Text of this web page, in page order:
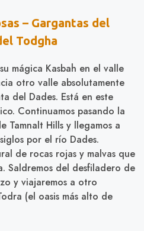
– Gargantas del
Todgha
mágica Kasbah en el valle
otro valle absolutamente
del Dades. Está en este
Continuamos pasando la
Tamnalt Hills y llegamos a
por el río Dades.
de rocas rojas y malvas que
Saldremos del desfiladero de
y viajaremos a otro
(el oasis más alto de